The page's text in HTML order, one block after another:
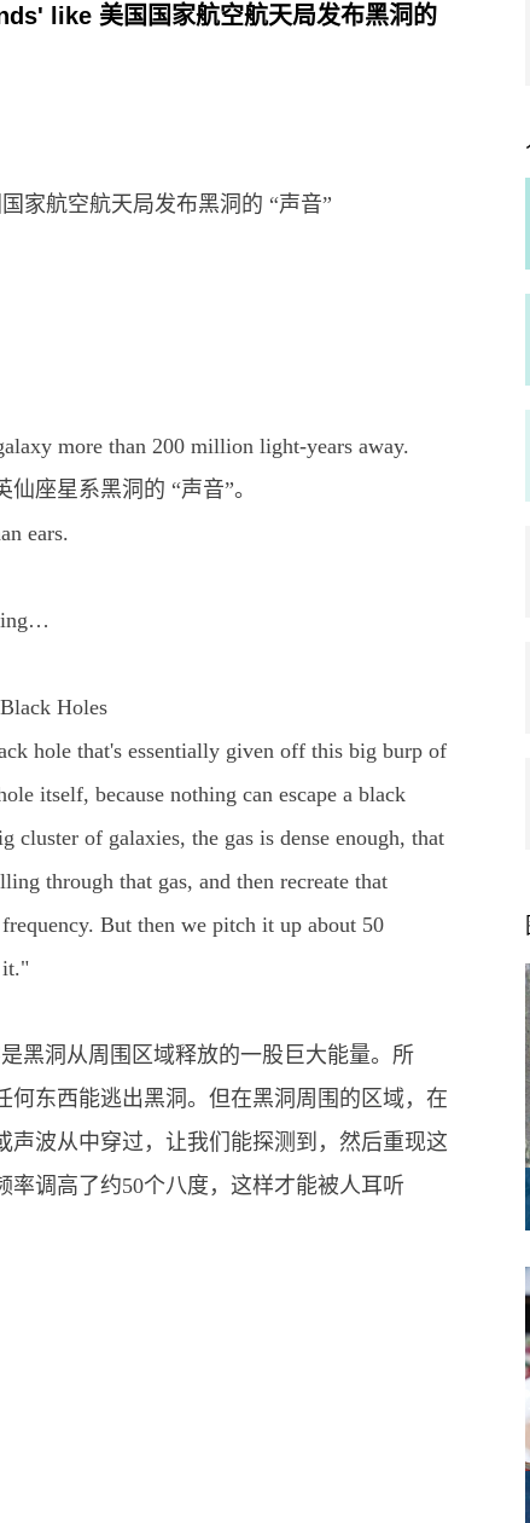
like 美国国家航空航天局发布黑洞的
国家航空航天局发布黑洞的 “声音”
more than 200 million light-years away.
座星系黑洞的 “声音”。
ears.
Holes
hole that's essentially given off this big burp of
itself, because nothing can escape a black
of galaxies, the gas is dense enough, that
through that gas, and then recreate that
But then we pitch it up about 50
it."
黑洞从周围区域释放的一股巨大能量。所
东西能逃出黑洞。但在黑洞周围的区域，在
波从中穿过，让我们能探测到，然后重现这
调高了约50个八度，这样才能被人耳听